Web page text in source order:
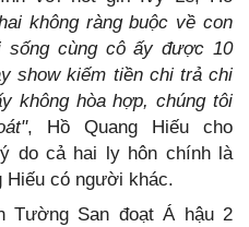
không ràng buộc về con
sống cùng cô ấy được 10
show kiếm tiền chi trả chi
không hòa hợp, chúng tôi
, Hồ Quang Hiếu cho
do cả hai ly hôn chính là
Hiếu có người khác.
Tường San đoạt Á hậu 2